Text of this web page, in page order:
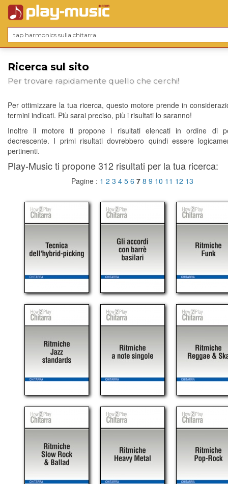
Ricerca sul sito
Per trovare rapidamente quello che cerchi!
Per ottimizzare la tua ricerca, questo motore prende in
termini indicati. Più sarai preciso, più i risultati lo saranno!
Inoltre il motore ti propone i risultati elencati in ordine di
decrescente. I primi risultati dovrebbero quindi essere
pertinenti.
Play-Music ti propone 312 risultati per la tua ricerca:
Pagine : 1 2 3 4 5 6 7 8 9 10 11 12 13